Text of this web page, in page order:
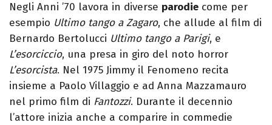
Negli Anni ’70 lavora in diverse parodie come per
esempio Ultimo tango a Zagaro, che allude al film di
Bernardo Bertolucci Ultimo tango a Parigi, e
L’esorciccio, una presa in giro del noto horror
L’esorcista. Nel 1975 Jimmy il Fenomeno recita
insieme a Paolo Villaggio e ad Anna Mazzamauro
nel primo film di Fantozzi. Durante il decennio
l’attore inizia anche a comparire in commedie